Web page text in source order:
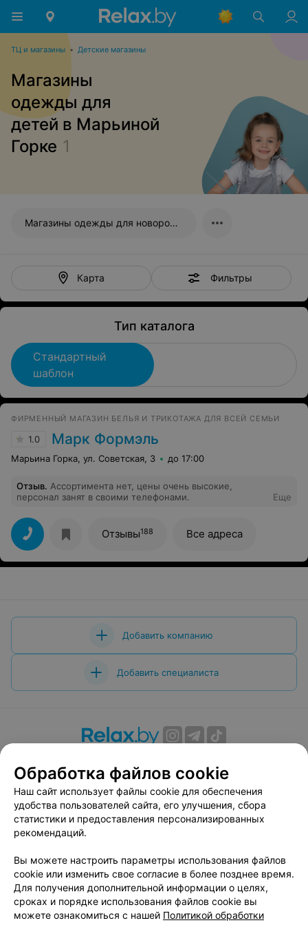
ТЦ и магазины • Детские магазины
Магазины
одежды для
детей в Марьиной
Горке 1
Магазины одежды для новорожденных
Карта Фильтры
Тип каталога
Стандартный
шаблон
ФИРМЕННЫЙ МАГАЗИН БЕЛЬЯ И ТРИКОТАЖА ДЛЯ ВСЕЙ СЕМЬИ
1.0 Марк Формэль
Марьина Горка, ул. Советская, 3 до 17:00
Отзыв. Ассортимента нет, цены очень высокие,
персонал занят в своими телефонами.
Еще
Отзывы188 Все адреса
Добавить компанию
Добавить специалиста
Вакансии
Публичный договор
Способы оплаты
Публичный договор по использованию сервиса
«Афиша»
Пользовательское соглашение
Связаться по вопросам сотрудничества
Написать руководителю relax.by
Персональные настройки cookie
Обработка файлов cookie
Наш сайт использует файлы cookie для обеспечения
удобства пользователей сайта, его улучшения, сбора
статистики и предоставления персонализированных
рекомендаций.
Вы можете настроить параметры использования файлов
cookie или изменить свое согласие в более позднее время.
Для получения дополнительной информации о целях,
сроках и порядке использования файлов cookie вы
можете ознакомиться с нашей Политикой обработки